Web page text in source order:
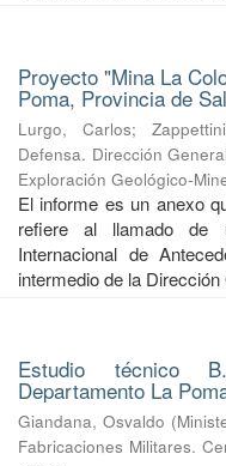
Proyecto "Mina La
Poma, Provincia de
Lurgo, Carlos;
Defensa. Dirección
Exploración Geológico-
El informe es un anexo
refiere al llamado de
Internacional de
intermedio de la
Estudio técnico
Departamento La
Giandana, Osvaldo (
Fabricaciones Militares.